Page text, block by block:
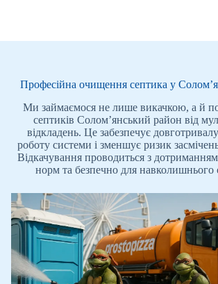
Професійна очищення септика у
Ми займаємося не лише викачкою, а й
септиків Солом’янський район від
відкладень. Це забезпечує
роботу системи і зменшує ризик
Відкачування проводиться з дотриманням
норм та безпечно для навколишнього